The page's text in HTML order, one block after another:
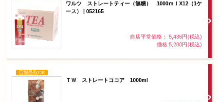
ワルツ ストレートティー（無糖） 1000ｍｌX12（1ケ
ース） | 052165
自店平常価格： 5,436円(税込)
価格:5,280円(税込)
店舗受取OK
ＴＷ ストレートココア 1000ml